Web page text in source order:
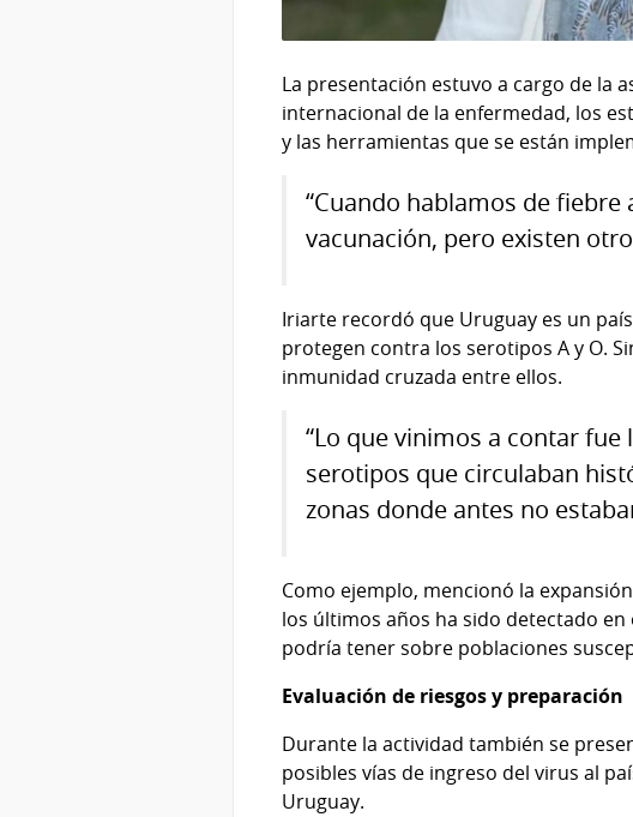
La presentación estuvo a cargo de la
internacional de la enfermedad, los
y las herramientas que se están
“Cuando hablamos de
vacunación, pero existen
Iriarte recordó que Uruguay es un
protegen contra los serotipos A y O.
inmunidad cruzada entre ellos.
“Lo que vinimos a contar
serotipos que circulaban
zonas donde antes no
Como ejemplo, mencionó la
los últimos años ha sido detectado
podría tener sobre poblaciones
Evaluación de riesgos y preparación
Durante la actividad también se
posibles vías de ingreso del virus al
Uruguay.